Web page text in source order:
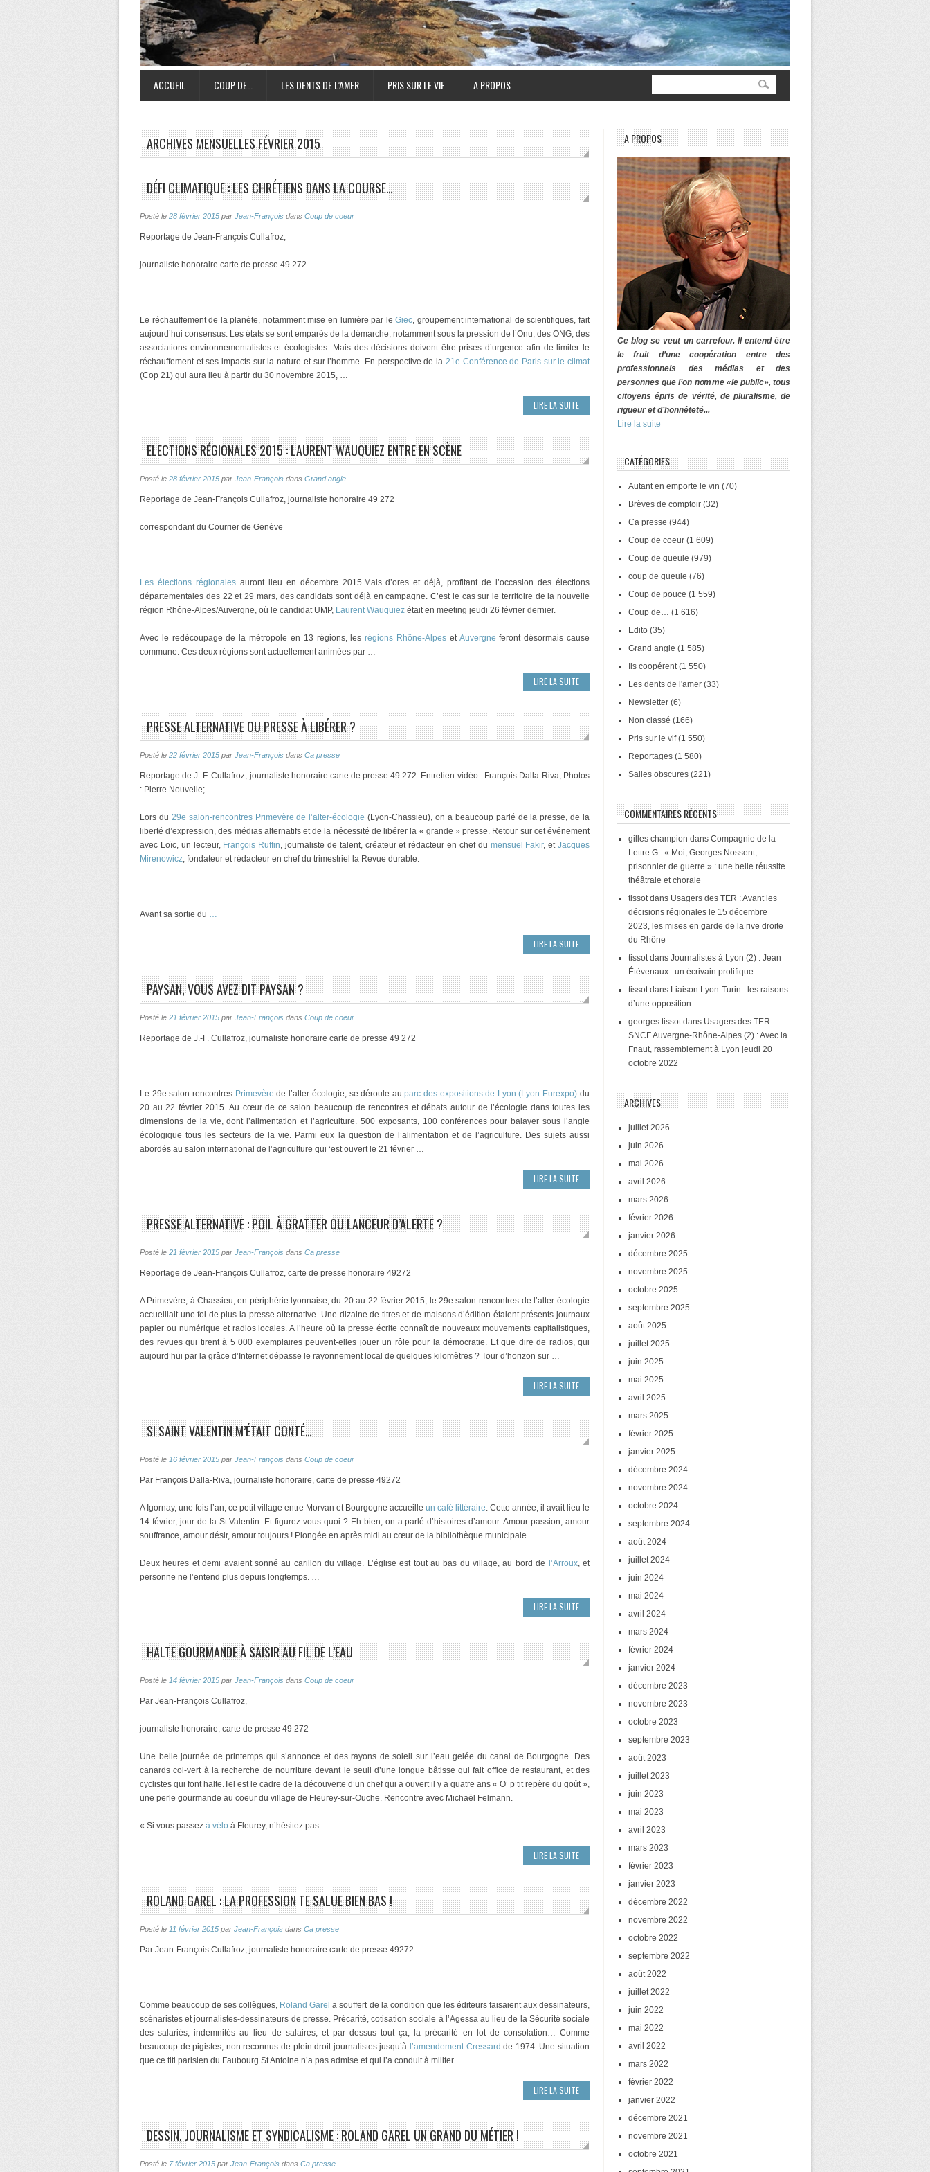
ACCUEIL COUP DE… LES DENTS DE L’AMER PRIS SUR LE VIF A PROPOS
ARCHIVES MENSUELLESFÉVRIER 2015
DÉFI CLIMATIQUE : LES CHRÉTIENS DANS LA COURSE…
Posté le 28 février 2015 par Jean-François dans Coup de coeur
Reportage de Jean-François Cullafroz,
journaliste honoraire carte de presse 49 272
Le réchauffement de la planète, notamment mise en lumière par leGiec, groupement international de scientifiques, fait
aujourd’hui consensus. Les états se sont emparés de la démarche, notamment sous la pression de l’Onu, des ONG, des
associations environnementalistes et écologistes. Mais des décisions doivent être prises d’urgence afin de limiter le
réchauffement et ses impacts sur la nature et sur l’homme. En perspective de la 21e Conférence de Paris sur le climat
(Cop 21) qui aura lieu à partir du 30 novembre 2015, …
LIRE LA SUITE
ELECTIONS RÉGIONALES 2015 : LAURENT WAUQUIEZ ENTRE EN SCÈNE
Posté le 28 février 2015 par Jean-François dans Grand angle
Reportage de Jean-François Cullafroz, journaliste honoraire 49 272
correspondant du Courrier de Genève
Les élections régionalesauront lieu en décembre 2015.Mais d’ores et déjà, profitant de l’occasion des élections
départementales des 22 et 29 mars, des candidats sont déjà en campagne. C’est le cas sur le territoire de la nouvelle
région Rhône-Alpes/Auvergne, où le candidat UMP, Laurent Wauquiez était en meeting jeudi 26 février dernier.
Avec le redécoupage de la métropole en 13 régions, les régions Rhône-Alpeset Auvergneferont désormais cause
commune. Ces deux régions sont actuellement animées par …
LIRE LA SUITE
PRESSE ALTERNATIVE OU PRESSE À LIBÉRER ?
Posté le 22 février 2015 par Jean-François dans Ca presse
Reportage de J.-F. Cullafroz, journaliste honoraire carte de presse 49 272. Entretien vidéo : François Dalla-Riva, Photos
: Pierre Nouvelle;
Lors du 29e salon-rencontres Primevère de l’alter-écologie (Lyon-Chassieu), on a beaucoup parlé de la presse, de la
liberté d’expression, des médias alternatifs et de la nécessité de libérer la « grande » presse. Retour sur cet événement
avec Loïc, un lecteur, François Ruffin, journaliste de talent, créateur et rédacteur en chef du mensuel Fakir, etJacques
Mirenowicz, fondateur et rédacteur en chef du trimestriel la Revue durable.
Avant sa sortie du …
LIRE LA SUITE
PAYSAN, VOUS AVEZ DIT PAYSAN ?
Posté le 21 février 2015 par Jean-François dans Coup de coeur
Reportage de J.-F. Cullafroz, journaliste honoraire carte de presse 49 272
Le 29e salon-rencontres Primevère de l’alter-écologie, se déroule au parc des expositions de Lyon (Lyon-Eurexpo)du
20 au 22 février 2015. Au cœur de ce salon beaucoup de rencontres et débats autour de l’écologie dans toutes les
dimensions de la vie, dont l’alimentation et l’agriculture. 500 exposants, 100 conférences pour balayer sous l’angle
écologique tous les secteurs de la vie. Parmi eux la question de l’alimentation et de l’agriculture. Des sujets aussi
abordés au salon international de l’agriculture qui ‘est ouvert le 21 février …
LIRE LA SUITE
PRESSE ALTERNATIVE : POIL À GRATTER OU LANCEUR D’ALERTE ?
Posté le 21 février 2015 par Jean-François dans Ca presse
Reportage de Jean-François Cullafroz, carte de presse honoraire 49272
A Primevère, à Chassieu, en périphérie lyonnaise, du 20 au 22 février 2015, le 29e salon-rencontres de l’alter-écologie
accueillait une foi de plus la presse alternative. Une dizaine de titres et de maisons d’édition étaient présents journaux
papier ou numérique et radios locales. A l’heure où la presse écrite connaît de nouveaux mouvements capitalistiques,
des revues qui tirent à 5 000 exemplaires peuvent-elles jouer un rôle pour la démocratie. Et que dire de radios, qui
aujourd’hui par la grâce d’Internet dépasse le rayonnement local de quelques kilomètres ? Tour d’horizon sur …
LIRE LA SUITE
SI SAINT VALENTIN M’ÉTAIT CONTÉ…
Posté le 16 février 2015 par Jean-François dans Coup de coeur
Par François Dalla-Riva, journaliste honoraire, carte de presse 49272
A Igornay, une fois l’an, ce petit village entre Morvan et Bourgogne accueille un café littéraire. Cette année, il avait lieu le
14 février, jour de la St Valentin. Et figurez-vous quoi ? Eh bien, on a parlé d’histoires d’amour. Amour passion, amour
souffrance, amour désir, amour toujours ! Plongée en après midi au cœur de la bibliothèque municipale.
Deux heures et demi avaient sonné au carillon du village. L’église est tout au bas du village, au bord de l’Arroux, et
personne ne l’entend plus depuis longtemps. …
LIRE LA SUITE
HALTE GOURMANDE À SAISIR AU FIL DE L’EAU
Posté le 14 février 2015 par Jean-François dans Coup de coeur
Par Jean-François Cullafroz,
journaliste honoraire, carte de presse 49 272
Une belle journée de printemps qui s’annonce et des rayons de soleil sur l’eau gelée du canal de Bourgogne. Des
canards col-vert à la recherche de nourriture devant le seuil d’une longue bâtisse qui fait office de restaurant, et des
cyclistes qui font halte.Tel est le cadre de la découverte d’un chef qui a ouvert il y a quatre ans « O’ p’tit repère du goût »,
une perle gourmande au coeur du village de Fleurey-sur-Ouche. Rencontre avec Michaël Felmann.
« Si vous passez à vélo à Fleurey, n’hésitez pas …
LIRE LA SUITE
ROLAND GAREL : LA PROFESSION TE SALUE BIEN BAS !
Posté le 11 février 2015 par Jean-François dans Ca presse
Par Jean-François Cullafroz, journaliste honoraire carte de presse 49272
Comme beaucoup de ses collègues, Roland Garel a souffert de la condition que les éditeurs faisaient aux dessinateurs,
scénaristes et journalistes-dessinateurs de presse. Précarité, cotisation sociale à l’Agessa au lieu de la Sécurité sociale
des salariés, indemnités au lieu de salaires, et par dessus tout ça, la précarité en lot de consolation… Comme
beaucoup de pigistes, non reconnus de plein droit journalistes jusqu’à l’amendement Cressardde 1974. Une situation
que ce titi parisien du Faubourg St Antoine n’a pas admise et qui l’a conduit à militer …
LIRE LA SUITE
DESSIN, JOURNALISME ET SYNDICALISME : ROLAND GAREL UN GRAND DU MÉTIER !
Posté le 7 février 2015 par Jean-François dans Ca presse
A PROPOS
Ce blog se veut un carrefour. Il entend être
le fruit d’une coopération entre des
professionnels des médias et des
personnes que l’on nomme «le public», tous
citoyens épris de vérité, de pluralisme, de
rigueur et d’honnêteté...
Lire la suite
CATÉGORIES
Autant en emporte le vin (70)
Brèves de comptoir (32)
Ca presse (944)
Coup de coeur (1 609)
Coup de gueule (979)
coup de gueule (76)
Coup de pouce (1 559)
Coup de… (1 616)
Edito (35)
Grand angle (1 585)
Ils coopérent(1 550)
Les dents de l'amer (33)
Newsletter (6)
Non classé (166)
Pris sur le vif(1 550)
Reportages (1 580)
Salles obscures (221)
COMMENTAIRES RÉCENTS
gilles champion dans Compagnie de la
Lettre G : « Moi, Georges Nossent,
prisonnier de guerre » : une belle réussite
théâtrale et chorale
tissotdans Usagers des TER : Avant les
décisions régionales le 15 décembre
2023, les mises en garde de la rive droite
du Rhône
tissotdans Journalistes à Lyon (2) : Jean
Étèvenaux : un écrivain prolifique
tissotdans Liaison Lyon-Turin : les raisons
d’une opposition
georges tissotdans Usagers des TER
SNCF Auvergne-Rhône-Alpes (2) : Avec la
Fnaut, rassemblement à Lyon jeudi 20
octobre 2022
ARCHIVES
juillet 2026
juin 2026
mai 2026
avril 2026
mars 2026
février 2026
janvier 2026
décembre 2025
novembre 2025
octobre 2025
septembre 2025
août 2025
juillet 2025
juin 2025
mai 2025
avril 2025
mars 2025
février 2025
janvier 2025
décembre 2024
novembre 2024
octobre 2024
septembre 2024
août 2024
juillet 2024
juin 2024
mai 2024
avril 2024
mars 2024
février 2024
janvier 2024
décembre 2023
novembre 2023
octobre 2023
septembre 2023
août 2023
juillet 2023
juin 2023
mai 2023
avril 2023
mars 2023
février 2023
janvier 2023
décembre 2022
novembre 2022
octobre 2022
septembre 2022
août 2022
juillet 2022
juin 2022
mai 2022
avril 2022
mars 2022
février 2022
janvier 2022
décembre 2021
novembre 2021
octobre 2021